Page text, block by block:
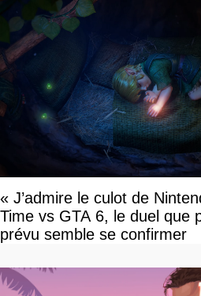
« J’admire le culot de
Time vs GTA 6, le duel que
prévu semble se confirmer